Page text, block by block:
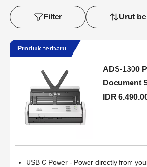
Filter Urut
Produk terbaru
ADS-1300
Document
IDR
USB C Power - Power directly from